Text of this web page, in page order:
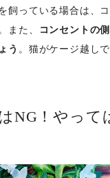
飼っている場合は、
また、
コンセントの
う 。猫がケージ越し
NG！やって